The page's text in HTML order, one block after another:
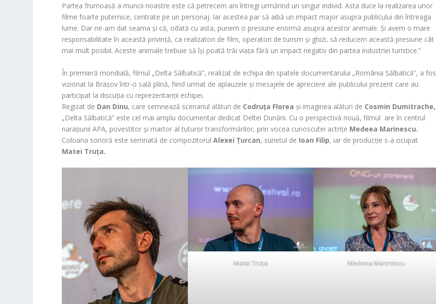
Partea frumoasă a muncii noastre este că petrecem ani întregi urmărind un singur individ. Asta duce la realizarea unor
filme foarte puternice, centrate pe un personaj. Iar acestea par să aibă un impact major asupra publicului din întreaga
lume. Dar ne-am dat seama și că, odată cu asta, punem o presiune enormă asupra acestor animale. Și avem o mare
responsabilitate în această privință, ca realizatori de film, operatori de turism și ghizi, să reducem această presiune cât
mai mult posibil. Aceste animale trebuie să își poată trăi viața fără un impact negativ din partea industriei turistice.”
În premieră mondială, filmul „Delta Sălbatică”, realizat de echipa din spatele documentarului „România Sălbatică”, a
vizionat la Brașov într-o sală plină, fiind urmat de aplauzele și mesajele de apreciere ale publicului prezent care au
participat la discuția cu reprezentanții echipei.
Regizat de Dan Dinu, care semnează scenariul alături de Codruța Florea și imaginea alături de Cosmin Dumitrache,
„Delta Sălbatică” este cel mai amplu documentar dedicat Deltei Dunării. Cu o perspectivă nouă, filmul are în centrul
narațiunii APA, povestitor și martor al tuturor transformărilor, prin vocea cunoscutei actrițe Medeea Marinescu.
Coloana sonoră este semnată de compozitorulAlexei Țurcan, sunetul de Ioan Filip, iar de producție s-a ocupat
Matei Truța.
Matei Truța Medeea Marinescu